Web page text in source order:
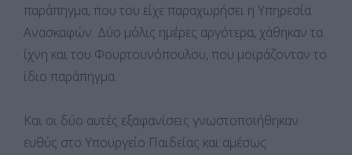
παράπηγμα, που του είχε παραχωρήσει η Υπηρεσία
Ανασκαφών. Δύο μόλις ημέρες αργότερα, χάθηκαν τα
ίχνη και του Φουρτουνόπουλου, που μοιράζονταν το
ίδιο παράπηγμα.
Και οι δύο αυτές εξαφανίσεις γνωστοποιήθηκαν
ευθύς στο Υπουργείο Παιδείας και αμέσως